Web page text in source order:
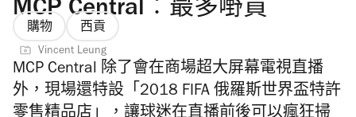
MCP Central︰最多嘢買
購物 西貢
Vincent Leung
MCP Central 除了會在商場超大屏幕電視直播
外，現場還特設「2018 FIFA 俄羅斯世界盃特許